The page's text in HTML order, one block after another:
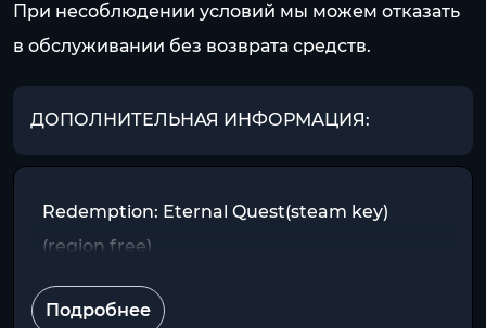
При несоблюдении условий мы можем отказать
в обслуживании без возврата средств.
ДОПОЛНИТЕЛЬНАЯ ИНФОРМАЦИЯ:
Redemption: Eternal Quest(steam key)
(region free)
Подробнее